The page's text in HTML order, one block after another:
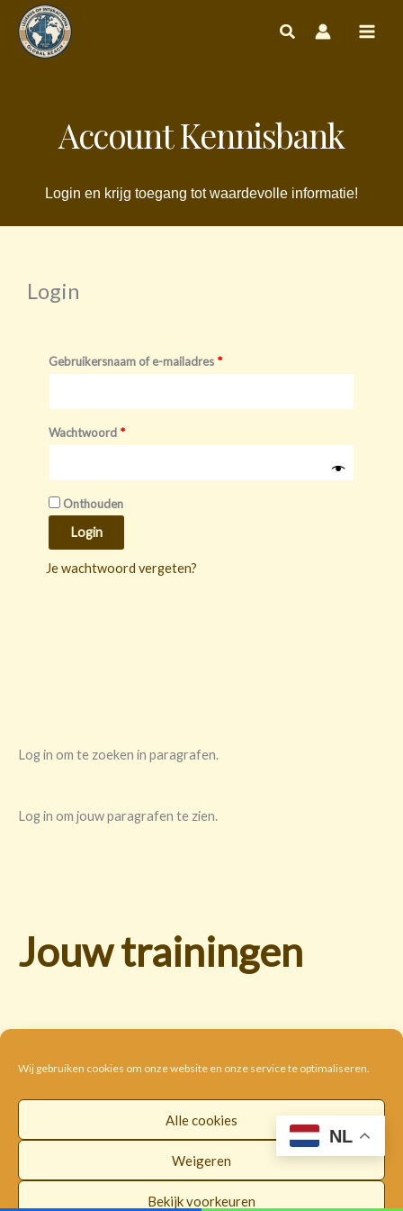
Wij gebruiken cookies om onze website en onze service te optimaliseren.
Alle cookies
Weigeren
Bekijk voorkeuren
naar
Account Kennisbank
Login en krijg toegang tot waardevolle informatie!
Login
Gebruikersnaam of e-mailadres *
Wachtwoord *
Onthouden
Login
Je wachtwoord vergeten?
Log in om te zoeken in paragrafen.
Log in om jouw paragrafen te zien.
Jouw trainingen
Disclaimer
Privacybeleid
Algemene voorwaarden
Facebook
NL